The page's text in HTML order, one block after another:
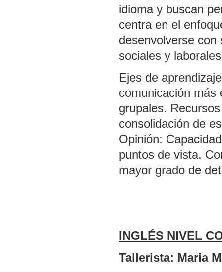
idioma y buscan
centra en el
desenvolverse con
sociales y
Ejes de
comunicación más
grupales.
consolidación de
Opinión:
puntos de vista.
mayor grado de
INGLÉS NIVEL
Tallerista: Maria